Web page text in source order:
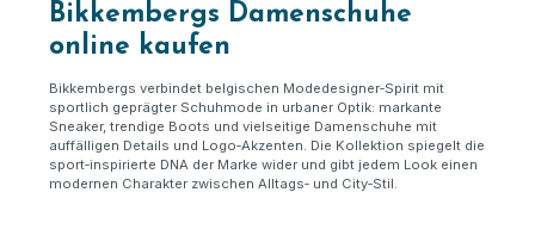
Bikkembergs Damenschuhe
online kaufen
Bikkembergs verbindet belgischen Modedesigner‑Spirit mit
sportlich geprägter Schuhmode in urbaner Optik: markante
Sneaker, trendige Boots und vielseitige Damenschuhe mit
auffälligen Details und Logo‑Akzenten. Die Kollektion spiegelt die
sport‑inspirierte DNA der Marke wider und gibt jedem Look einen
modernen Charakter zwischen Alltags‑ und City‑Stil.